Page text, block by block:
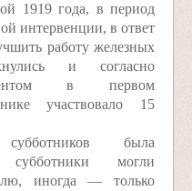
1919 года, в период
интервенции, в ответ
работу железных
и согласно
в первом
участвовало 15
была
субботники могли
иногда — только